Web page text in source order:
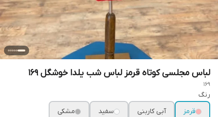
لباس مجلسی کوتاه قرمز لباس شب یلدا خوشگل ۱۶۹
169
رنگ
قرمز
آبی کاربنی سفید
مشکی